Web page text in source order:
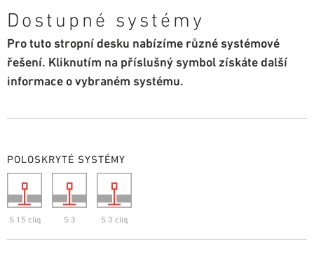
Dostupné systémy
Pro tuto stropní desku nabízíme různé systémové
řešení. Kliknutím na příslušný symbol získáte další
informace o vybraném systému.
POLOSKRYTÉ SYSTÉMY
S 15 cliq S 3 S 3 cliq